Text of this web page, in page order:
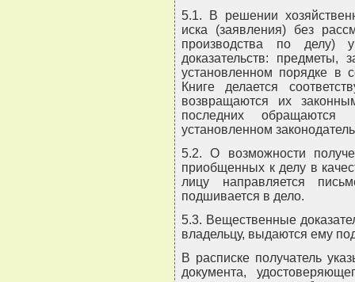
5.1. В решении
иска (заявления) без
производства по делу)
доказательств:
установленном порядке в
Книге делается
возвращаются их
последних
установленном
5.2. О возможности
приобщенных к делу в
лицу направляется
подшивается в дело.
5.3. Вещественные
владельцу, выдаются ему
В расписке получатель
документа,